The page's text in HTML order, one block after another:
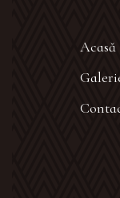
Acasă